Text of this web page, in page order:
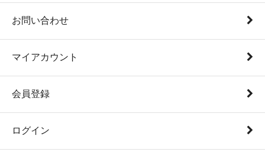
お問い合わせ
マイアカウント
会員登録
ログイン